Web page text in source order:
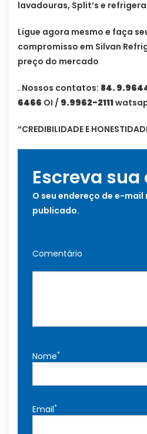
lavadouras, Split’s e
Ligue agora mesmo e faça
compromisso em Silvan
preço do mercado
. Nossos contatos: 84.
6466 OI / 9.9962-2111
“CREDIBILIDADE E
Escreva
O seu endereço de e-mail
publicado.
Comentário
Nome*
Email*